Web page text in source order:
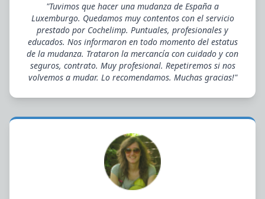
"Tuvimos que hacer una mudanza de España a
Luxemburgo. Quedamos muy contentos con el servicio
prestado por Cochelimp. Puntuales, profesionales y
educados. Nos informaron en todo momento del estatus
de la mudanza. Trataron la mercancía con cuidado y con
seguros, contrato. Muy profesional. Repetiremos si nos
volvemos a mudar. Lo recomendamos. Muchas gracias!"